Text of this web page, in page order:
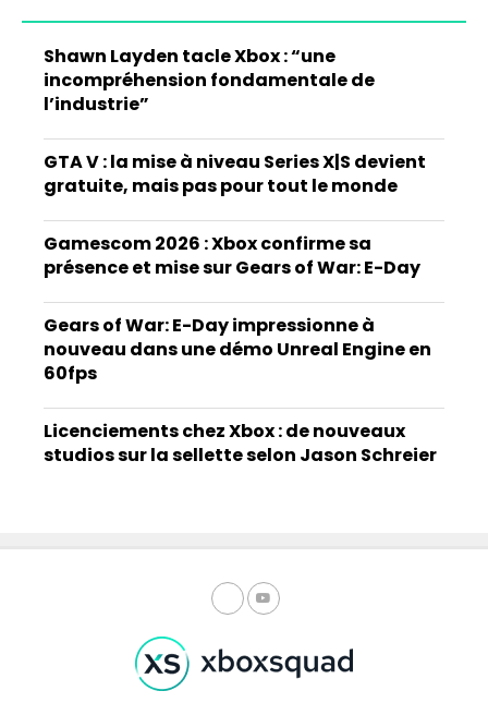
Shawn Layden tacle Xbox : “une
incompréhension fondamentale de
l’industrie”
GTA V : la mise à niveau Series X|S devient
gratuite, mais pas pour tout le monde
Gamescom 2026 : Xbox confirme sa
présence et mise sur Gears of War: E-Day
Gears of War: E-Day impressionne à
nouveau dans une démo Unreal Engine en
60fps
Licenciements chez Xbox : de nouveaux
studios sur la sellette selon Jason Schreier